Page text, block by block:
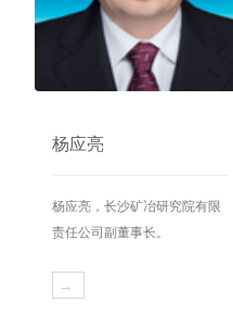
杨应亮
杨应亮，长沙矿冶研究院有限
责任公司副董事长。
→